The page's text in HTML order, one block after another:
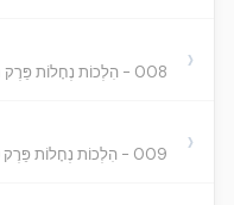
008 - הִלְכוֹת נְחָלוֹת פֵּרֶק ח ›
009 - הִלְכוֹת נְחָלוֹת פֵּרֶק ט ›